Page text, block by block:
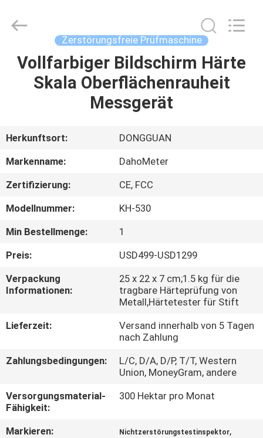
HAUS
ÜBER
UNS
FABRIK-
AUSFLUG
QUALITÄTSKONTROLLE
TRETEN
MIT
IN
VERBINDUNG
FORDERN
Developed
Zerstörungsfreie Prüfmaschine
Vollfarbiger Bildschirm Härte
Skala Oberflächenrauheit
Messgerät
Herkunftsort:
DONGGUAN
Markenname:
DahoMeter
Zertifizierung:
CE, FCC
Modellnummer:
KH-530
Min Bestellmenge:
1
Preis:
USD499-USD1299
Verpackung
Informationen:
25 x 22 x 7 cm;1.5 kg für die
tragbare Härteprüfung von
Metall,Härtetester für Stift
Lieferzeit:
Versand innerhalb von 5 Tagen
nach Zahlung
Zahlungsbedingungen:
L/C, D/A, D/P, T/T, Western
Union, MoneyGram, andere
Versorgungsmaterial-
Fähigkeit:
300 Hektar pro Monat
Markieren: Nichtzerstörungstestinspektor,